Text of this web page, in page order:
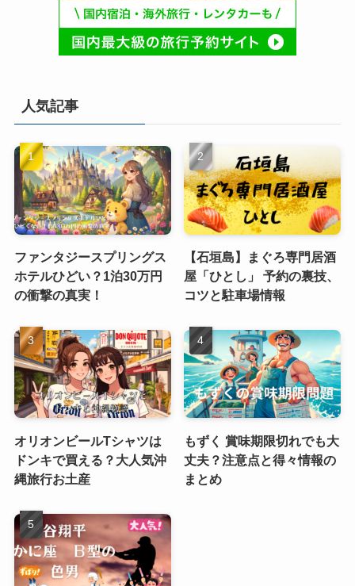
人気記事
ファンタジースプリングス
ホテルひどい？1泊30万円
の衝撃の真実！
【石垣島】まぐろ専門居酒
屋「ひとし」 予約の裏技、
コツと駐車場情報
オリオンビールTシャツは
ドンキで買える？大人気沖
縄旅行お土産
もずく 賞味期限切れでも大
丈夫？注意点と得々情報の
まとめ